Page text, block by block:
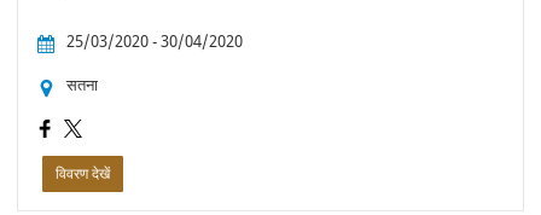
25/03/2020 - 30/04/2020
सतना
विवरण देखें